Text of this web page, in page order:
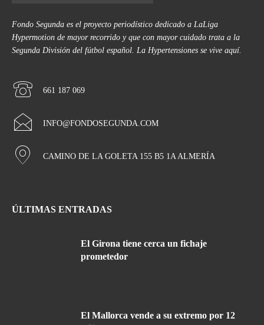
Fondo Segunda es el proyecto periodístico dedicado a LaLiga
Hypermotion de mayor recorrido y que con mayor cuidado trata a la
Segunda División del fútbol español. La Hypertensiones se vive aquí.
661 187 069
INFO@FONDOSEGUNDA.COM
CAMINO DE LA GOLETA 155 B5 1A ALMERÍA
ÚLTIMAS ENTRADAS
El Girona tiene cerca un fichaje
prometedor
El Mallorca vende a su extremo por 12